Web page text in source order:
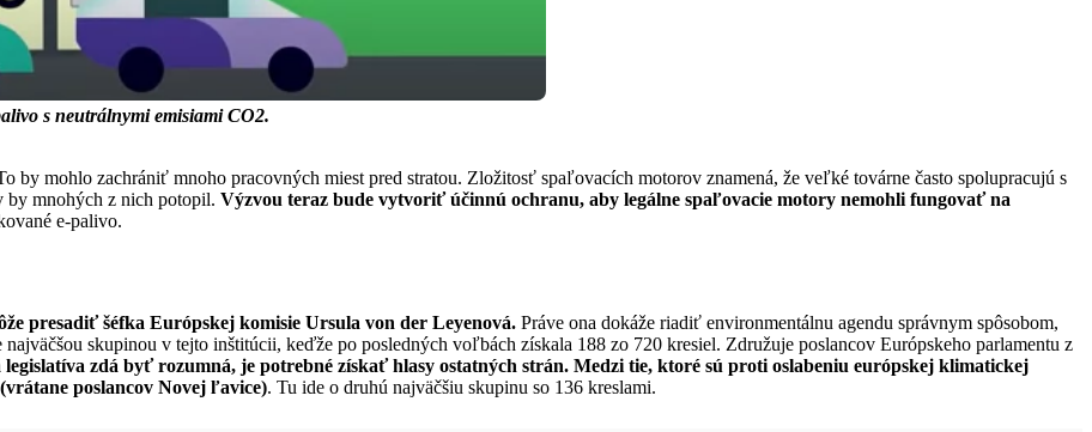
s neutrálnymi emisiami CO2.
by mohlo zachrániť mnoho pracovných miest pred stratou. Zložitosť spaľovacích motorov znamená, že veľké továrne často spolupracujú s
mnohých z nich potopil. Výzvou teraz bude vytvoriť účinnú ochranu, aby legálne spaľovacie motory nemohli fungovať na
e-palivo.
presadiť šéfka Európskej komisie Ursula von der Leyenová. Práve ona dokáže riadiť environmentálnu agendu správnym spôsobom,
najväčšou skupinou v tejto inštitúcii, keďže po posledných voľbách získala 188 zo 720 kresiel. Združuje poslancov Európskeho parlamentu z
zdá byť rozumná, je potrebné získať hlasy ostatných strán. Medzi tie, ktoré sú proti oslabeniu európskej klimatickej
poslancov Novej ľavice). Tu ide o druhú najväčšiu skupinu so 136 kreslami.